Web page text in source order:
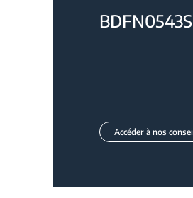
BDFN0543S
Accéder à nos